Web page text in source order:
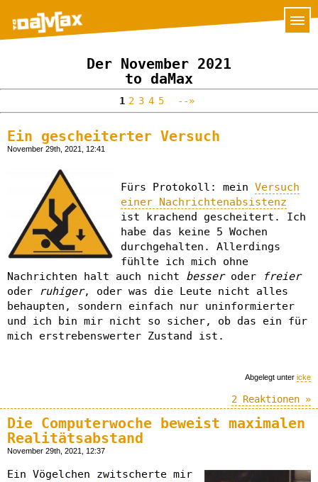
Der November 2021
to daMax
1 2 3 4 5 --»
Ein gescheiterter Versuch
November 29th, 2021, 12:41
Fürs Protokoll: mein Versuch
einer Nachrichtenabsistenz
ist krachend gescheitert. Ich
habe das keine 5 Wochen
durchgehalten. Allerdings
fühlte ich mich ohne
Nachrichten halt auch nicht besseroder
freier
oder
ruhiger, oder was die Leute nicht alles
behaupten, sondern einfach nur uninformierter
und ich bin mir nicht so sicher, ob das ein für
mich erstrebenswerter Zustand ist.
Abgelegt unter icke
2 Reaktionen »
Die Computerwoche beweist maximalen
Realitätsabstand
November 29th, 2021, 12:37
Ein Vögelchen zwitscherte mir